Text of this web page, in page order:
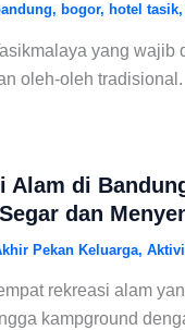
, bogor, hotel tasik,
yang wajib
oleh-oleh tradisional.
Alam di
dan
Pekan Keluarga,
rekreasi alam
kampground